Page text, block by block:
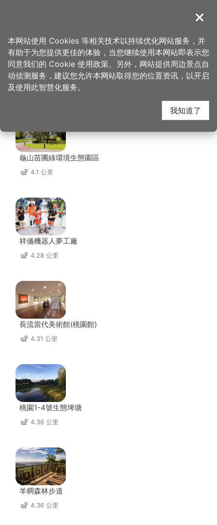
導覽
首页 > 想去的地方 > 住宿 > 原鹤旅馆
原鹤旅馆 周边景点
龜山苗圃綠環境生態園區
4.1 公里
祥儀機器人夢工廠
4.28 公里
長流當代美術館(桃園館)
4.31 公里
桃園1-4號生態埤塘
4.36 公里
羊稠森林步道
4.36 公里
关闭
本网站使用 Cookies 等相关技术以持续优化网站服务，并
有助于为您提供更佳的体验，当您继续使用本网站即表示您
同意我们的 Cookie 使用政策。另外，网站提供周边景点自
动侦测服务，建议您允许本网站取得您的位置资讯，以开启
及使用此智慧化服务。
我知道了